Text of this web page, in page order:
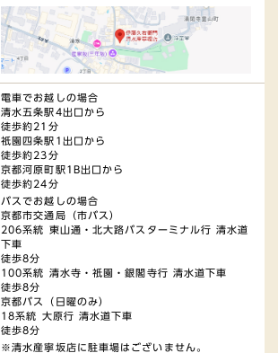
電車でお越しの場合
清水五条駅4出口から
徒歩約21分
祇園四条駅1出口から
徒歩約23分
京都河原町駅1B出口から
徒歩約24分
バスでお越しの場合
京都市交通局（市バス）
206系統 東山通・北大路バスターミナル行 清水道
下車
徒歩8分
100系統 清水寺・祇園・銀閣寺行 清水道下車
徒歩8分
京都バス（日曜のみ）
18系統 大原行 清水道下車
徒歩8分
※清水産寧坂店に駐車場はございません。